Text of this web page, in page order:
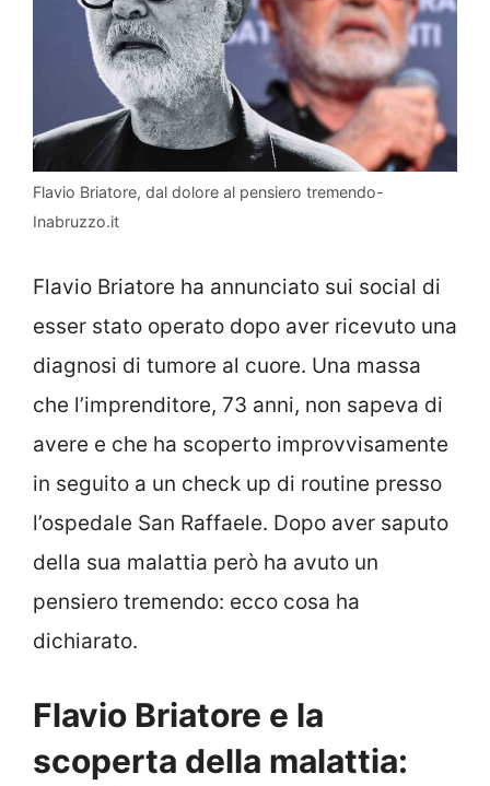
Flavio Briatore, dal dolore al pensiero tremendo-
Inabruzzo.it
Flavio Briatore ha annunciato sui social di
esser stato operato dopo aver ricevuto una
diagnosi di tumore al cuore. Una massa
che l’imprenditore, 73 anni, non sapeva di
avere e che ha scoperto improvvisamente
in seguito a un check up di routine presso
l’ospedale San Raffaele. Dopo aver saputo
della sua malattia però ha avuto un
pensiero tremendo: ecco cosa ha
dichiarato.
Flavio Briatore e la
scoperta della malattia: